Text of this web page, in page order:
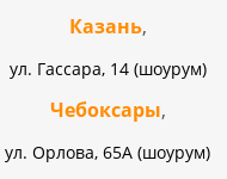
Казань,
ул. Гассара, 14 (шоурум)
Чебоксары,
ул. Орлова, 65А (шоурум)